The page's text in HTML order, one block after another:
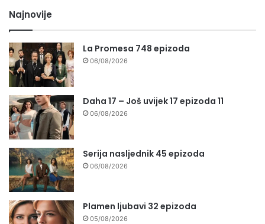
Najnovije
La Promesa 748 epizoda
06/08/2026
Daha 17 – Još uvijek 17 epizoda 11
06/08/2026
Serija nasljednik 45 epizoda
06/08/2026
Plamen ljubavi 32 epizoda
05/08/2026